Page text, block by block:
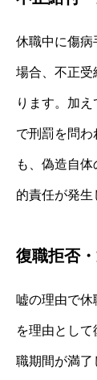
休職中に傷病
場合、不正受
ります。加
で刑罰を問
も、偽造自
的責任が発生
復職拒否
嘘の理由で
を理由とし
職期間が満了